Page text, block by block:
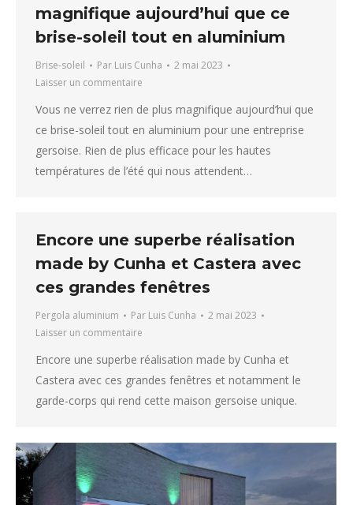
magnifique aujourd’hui que ce
brise-soleil tout en aluminium
Brise-soleil Par Luis Cunha
2 mai 2023
Laisser un commentaire
Vous ne verrez rien de plus magnifique aujourd’hui que
ce brise-soleil tout en aluminium pour une entreprise
gersoise. Rien de plus efficace pour les hautes
températures de l’été qui nous attendent…
Encore une superbe réalisation
made by Cunha et Castera avec
ces grandes fenêtres
Pergola aluminium Par Luis Cunha
2 mai 2023
Laisser un commentaire
Encore une superbe réalisation made by Cunha et
Castera avec ces grandes fenêtres et notamment le
garde-corps qui rend cette maison gersoise unique.